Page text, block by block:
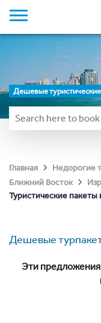
Дешевые
Главная
Недорогие
Ближний Восток
Туристические пакеты
Дешевые
Эти